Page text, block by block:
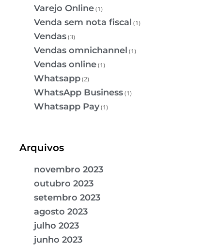
Varejo Online(1)
Venda sem nota fiscal (1)
Vendas(3)
Vendas omnichannel (1)
Vendas online(1)
Whatsapp(2)
WhatsApp Business(1)
Whatsapp Pay(1)
Arquivos
novembro 2023
outubro 2023
setembro 2023
agosto 2023
julho 2023
junho 2023